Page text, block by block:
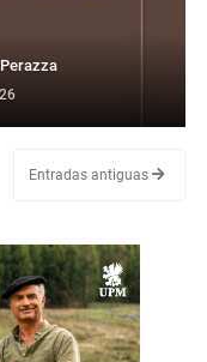
Entradas antiguas